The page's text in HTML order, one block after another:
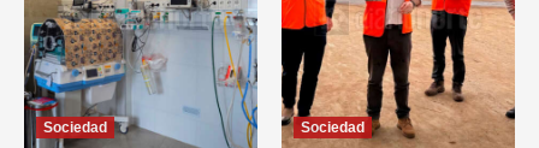
Sociedad Sociedad